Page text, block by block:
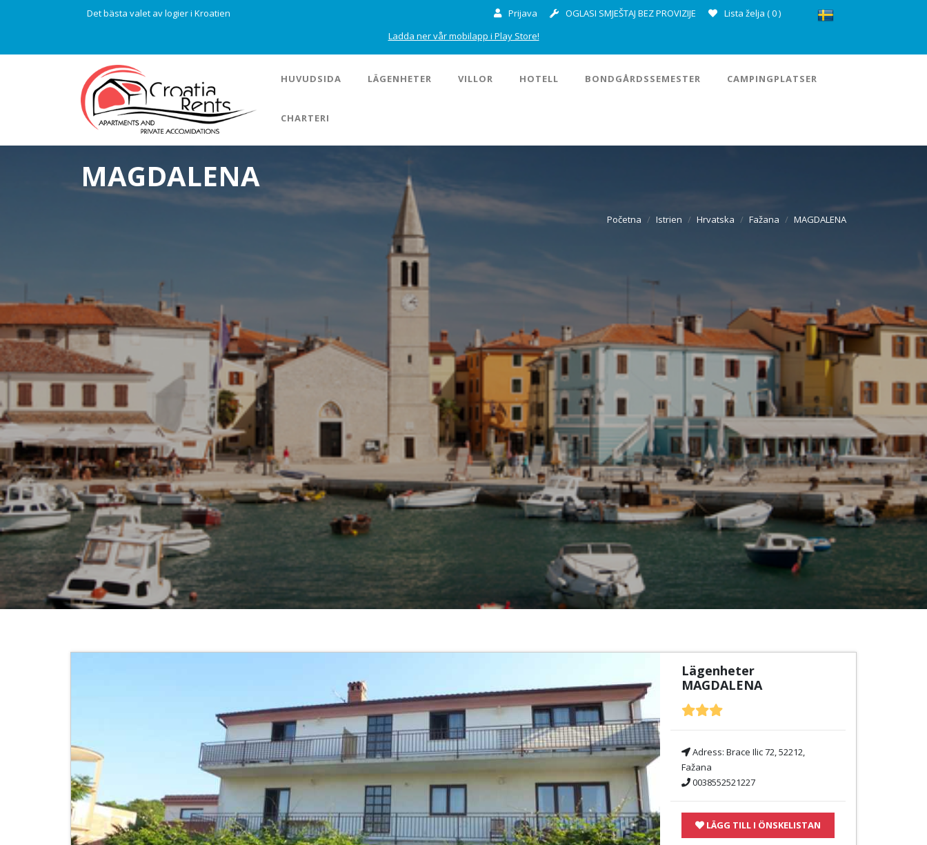
Det bästa valet av logier i Kroatien Prijava OGLASI SMJEŠTAJ BEZ PROVIZIJE Lista želja (0)
Ladda ner vår mobilapp i Play Store!
HUVUDSIDA LÄGENHETER VILLOR HOTELL BONDGÅRDSSEMESTER CAMPINGPLATSER
CHARTERI
MAGDALENA
Početna Istrien Hrvatska Fažana MAGDALENA
Lägenheter
MAGDALENA
Adress: Brace Ilic 72, 52212,
Fažana
0038552521227
LÄGG TILL I ÖNSKELISTAN